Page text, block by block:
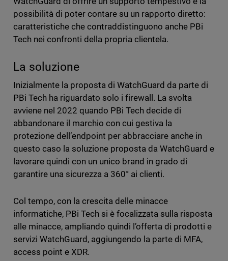
possibilità di poter contare su un rapporto diretto:
caratteristiche che contraddistinguono anche PBi
Tech nei confronti della propria clientela.
La soluzione
Inizialmente la proposta di WatchGuard da parte di
PBi Tech ha riguardato solo i firewall. La svolta
avviene nel 2022 quando PBi Tech decide di
abbandonare il marchio con cui gestiva la
protezione dell’endpoint per abbracciare anche in
questo caso la soluzione proposta da WatchGuard e
lavorare quindi con un unico brand in grado di
garantire una sicurezza a 360° ai clienti.
Col tempo, con la crescita delle minacce
informatiche, PBi Tech si è focalizzata sulla risposta
alle minacce, ampliando quindi l’offerta di prodotti e
servizi WatchGuard, aggiungendo la parte di MFA,
access point e XDR.